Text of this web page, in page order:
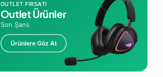
OUTLET FIRSATI
Outlet Ürünler
Son Şans
Ürünlere Göz At